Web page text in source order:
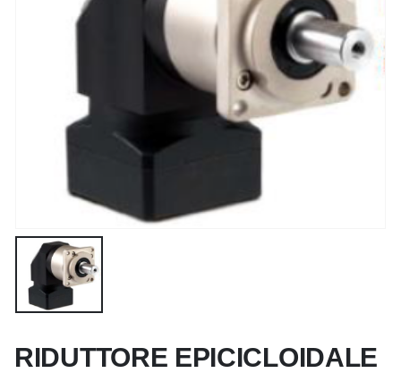
RIDUTTORE EPICICLOIDALE